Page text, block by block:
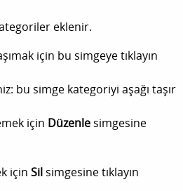
eklenir.
için bu simgeye tıklayın
bu simge kategoriyi aşağı taşır
için Düzenlesimgesine
için Silsimgesine tıklayın